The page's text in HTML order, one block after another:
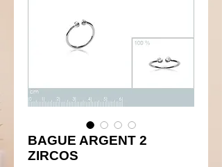
BAGUE ARGENT 2
ZIRCOS